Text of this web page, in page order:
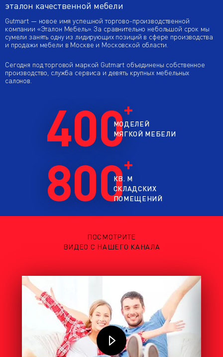
эталон качественной мебели
Gutmart — новое имя успешной торгово-производственной
компании «Эталон Мебель». За сравнительно небольшой срок мы
сумели занять одну из лидирующих позиций в сфере производства
и продажи мебели в Москве и Московской области.
Сегодня под торговой маркой Gutmart объединены собственное
производство, служба сервиса и девять крупных мебельных
салонов.
400МОДЕЛЕЙ
МЯГКОЙ МЕБЕЛИ
800
КВ. М
СКЛАДСКИХ
ПОМЕЩЕНИЙ
ПОСМОТРИТЕ
ВИДЕО С НАШЕГО КАНАЛА